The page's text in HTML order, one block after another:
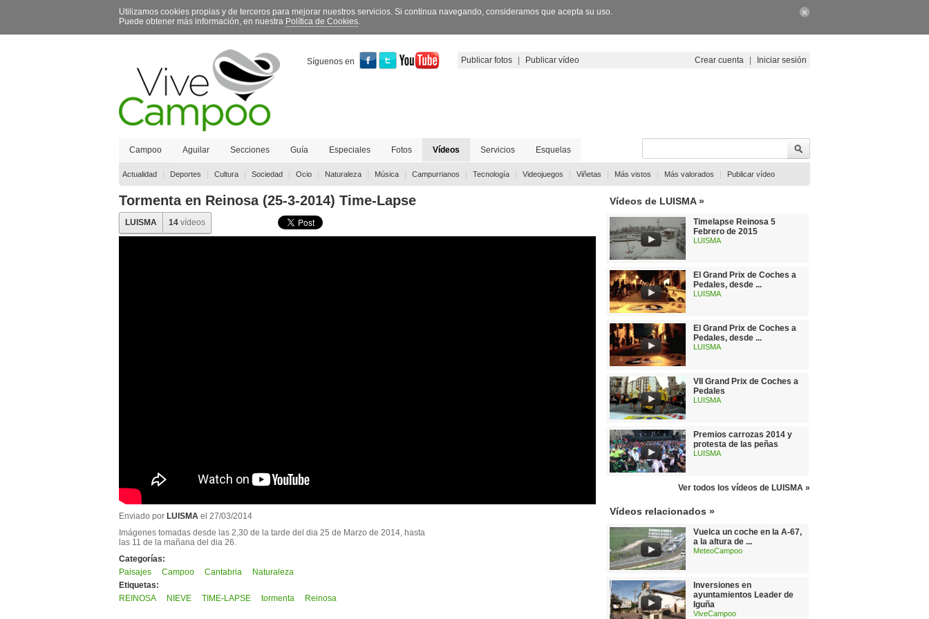
Utilizamos cookies propias y de terceros para mejorar nuestros servicios. Si continua navegando, consideramos que acepta su uso.
Puede obtener más información, en nuestra Política de Cookies.
Síguenos en Publicar fotos Publicar vídeo Crear cuenta Iniciar sesión
Campoo Aguilar Secciones Guía Especiales Fotos Vídeos
Actualidad Deportes Cultura Sociedad Ocio Naturaleza Música Campurrianos Tecnología Videojuegos Viñetas Más vistos Más valorados Publicar vídeo
Servicios Esquelas
Contacto
Tormenta en Reinosa (25-3-2014) Time-Lapse
LUISMA 14 vídeos
Enviado por LUISMA el 27/03/2014
Imágenes tomadas desde las 2,30 de la tarde del dia 25 de Marzo de 2014, hasta
las 11 de la mañana del dia 26.
Categorías:
Paisajes
Campoo Cantabria
Naturaleza
Etiquetas:
REINOSA
NIEVE TIME-LAPSE tormenta Reinosa
Vídeos de LUISMA »
Timelapse Reinosa 5
Febrero de 2015
LUISMA
El Grand Prix de Coches a
Pedales, desde ...
LUISMA
El Grand Prix de Coches a
Pedales, desde ...
LUISMA
VII Grand Prix de Coches a
Pedales
LUISMA
Premios carrozas 2014 y
protesta de las peñas
LUISMA
Ver todos los vídeos de LUISMA »
Vídeos relacionados »
Vuelca un coche en la A-67,
a la altura de ...
MeteoCampoo
Inversiones en
ayuntamientos Leader de
Iguña
ViveCampoo